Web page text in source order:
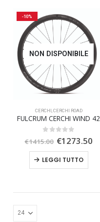
-10%
NON DISPONIBILE
CERCHI CERCHI ROAD
FULCRUM CERCHI WIND 42
Su 5
€1415.00 Il
originale
era:
€1415.00.
€1273.50
LEGGI TUTTO